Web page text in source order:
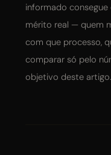
informado
mérito real — quem
com que processo,
comparar só pelo
objetivo deste artigo.